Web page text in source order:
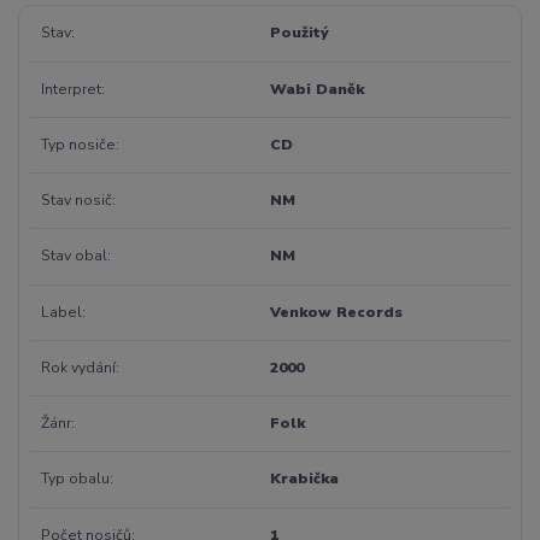
Stav Použitý
Interpret Wabi Daněk
Typ nosiče CD
Stav nosič NM
Stav obal NM
Label Venkow Records
Rok vydání 2000
Žánr Folk
Typ obalu Krabička
Počet nosičů 1